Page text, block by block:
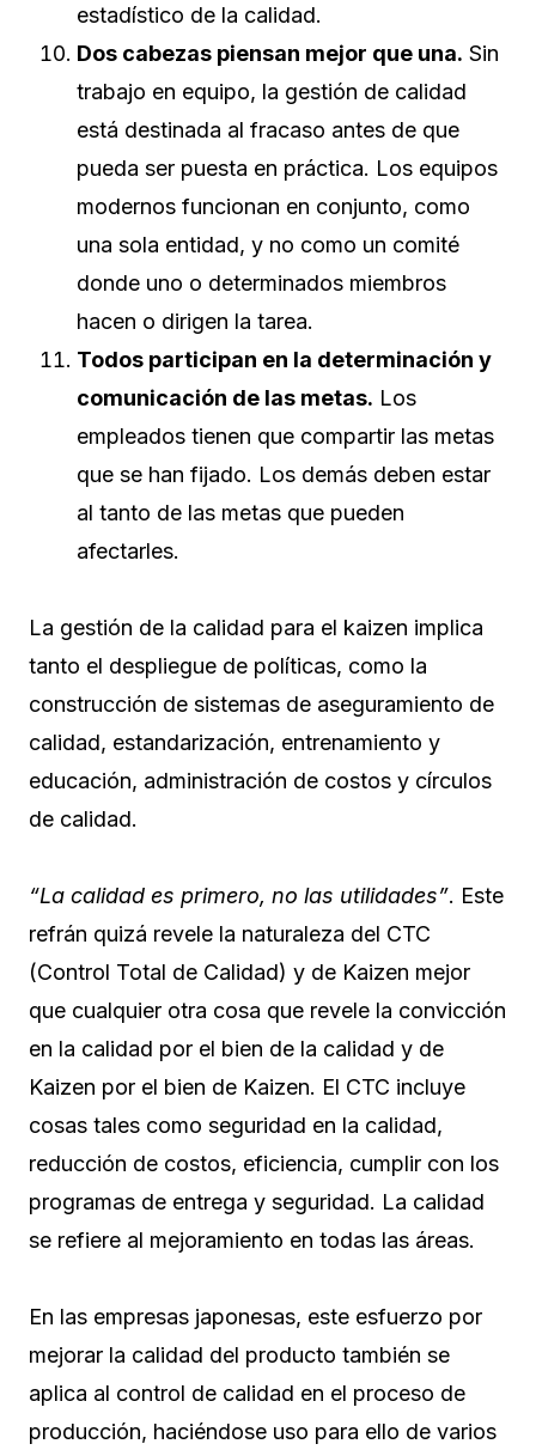
estadístico de la calidad.
Dos cabezas piensan mejor que una. Sin
trabajo en equipo, la gestión de calidad
está destinada al fracaso antes de que
pueda ser puesta en práctica. Los equipos
modernos funcionan en conjunto, como
una sola entidad, y no como un comité
donde uno o determinados miembros
hacen o dirigen la tarea.
Todos participan en la determinación y
comunicación de las metas. Los
empleados tienen que compartir las metas
que se han fijado. Los demás deben estar
al tanto de las metas que pueden
afectarles.
La gestión de la calidad para el kaizen implica
tanto el despliegue de políticas, como la
construcción de sistemas de aseguramiento de
calidad, estandarización, entrenamiento y
educación, administración de costos y círculos
de calidad.
“La calidad es primero, no las utilidades”. Este
refrán quizá revele la naturaleza del CTC
(Control Total de Calidad) y de Kaizen mejor
que cualquier otra cosa que revele la convicción
en la calidad por el bien de la calidad y de
Kaizen por el bien de Kaizen. El CTC incluye
cosas tales como seguridad en la calidad,
reducción de costos, eficiencia, cumplir con los
programas de entrega y seguridad. La calidad
se refiere al mejoramiento en todas las áreas.
En las empresas japonesas, este esfuerzo por
mejorar la calidad del producto también se
aplica al control de calidad en el proceso de
producción, haciéndose uso para ello de varios